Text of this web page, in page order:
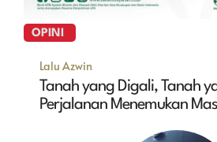
OPINI
Lalu Azwin
Tanah yang Digali, Tanah
Perjalanan Menemukan